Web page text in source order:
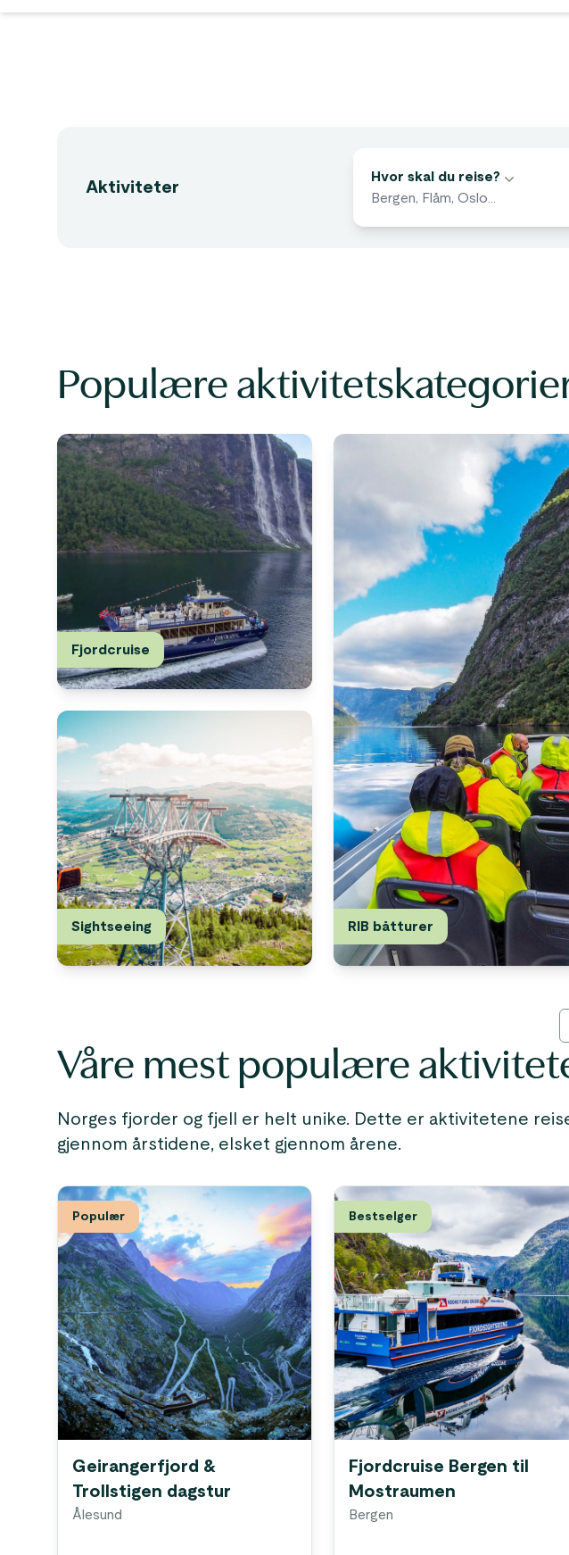
Aktiviteter
Hvor skal du reise?
Populære
Fjordcruise
RIB båtturer
Sightseeing
Våre mest populære
Norges fjorder og fjell er helt unike. Dette er aktivitetene
gjennom årstidene, elsket gjennom årene.
Populær
Geirangerfjord &
Trollstigen dagstur
Ålesund
Bestselger
Fjordcruise Bergen til
Mostraumen
Bergen